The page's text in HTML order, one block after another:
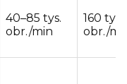
40–85 tys.
obr./min
160 tys.
obr./